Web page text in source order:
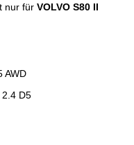
nur für VOLVO S80 II
AWD
2.4 D5